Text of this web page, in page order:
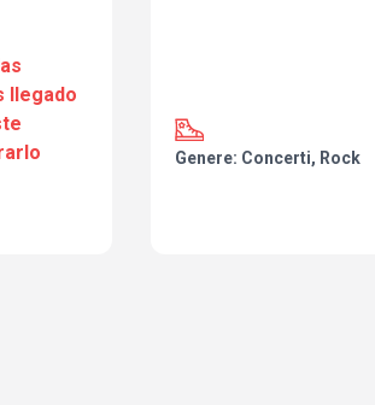
llegado
Genere: Concerti, Rock